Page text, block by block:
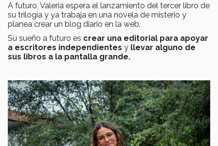
A futuro, Valeria espera el lanzamiento del tercer libro de
su trilogía y ya trabaja en una novela de misterio y
planea crear un blog diario en la web.
Su sueño a futuro es crear una editorial para apoyar
a escritores independientes y llevar alguno de
sus libros a la pantalla grande.